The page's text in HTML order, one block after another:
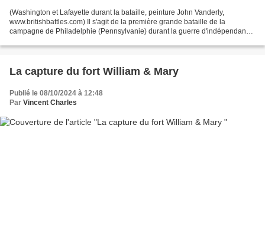
(Washington et Lafayette durant la bataille, peinture John Vanderly,
www.britishbattles.com) Il s'agit de la première grande bataille de la
campagne de Philadelphie (Pennsylvanie) durant la guerre d'indépendance,
La capture du fort William & Mary
Publié le 08/10/2024 à 12:48
Par Vincent Charles